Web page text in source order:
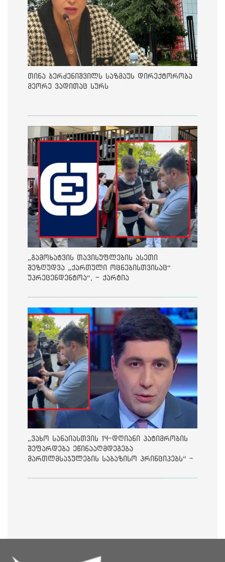
თინა ბერძენიშვილს საზმაუს დირექტორობა
მეორე ვადითაც სურს
„გამოხატვის თავისუფლების ასეთი
შეზღუდვა „ქართული ოცნებისთვისაც“
უპრეცენდენტოა“, - ქარტია
„ვახო სანაიასთვის 14-დღიანი პატიმრობის
შეფარდება ეწინააღმდეგება
მართლმსაჯულების საბაზისო პრინციპებს“ -